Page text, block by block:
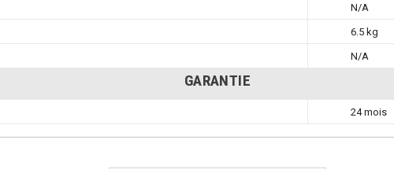
N/A
6.5 kg
N/A
GARANTIE
24 mois